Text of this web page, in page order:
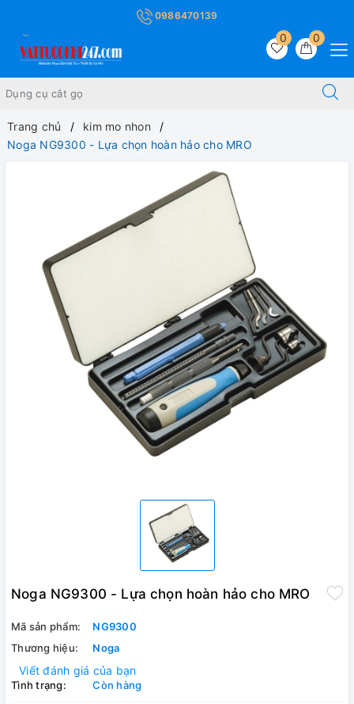
0986470139
0
0
Trang chủ
kim mo nhon
Noga NG9300 - Lựa chọn hoàn hảo cho MRO
Noga NG9300 - Lựa chọn hoàn hảo cho MRO
Mã sản phẩm:
NG9300
Thương hiệu:
Noga
Viết đánh giá của bạn
Tình trạng: Còn hàng